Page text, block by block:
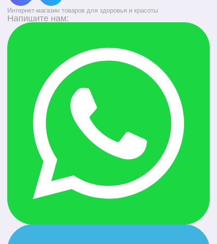
Интернет-магазин товаров для здоровья и красоты
Напишите нам: